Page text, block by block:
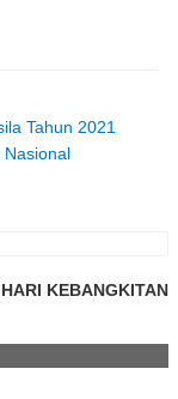
Tahun 2021
Nasional
KEBANGKITAN